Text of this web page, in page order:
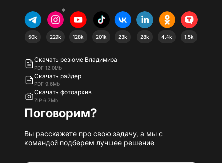
50k
*
229k 128k 201k 23k 28k 4.4k 1.5k
Скачать резюме Владимира
PDF 12.0Mb
Скачать райдер
PDF 9.6Mb
Скачать фотоархив
ZIP 6.7Mb
Поговорим?
Вы расскажете про свою задачу, а мы с
командой подберем лучшее решение